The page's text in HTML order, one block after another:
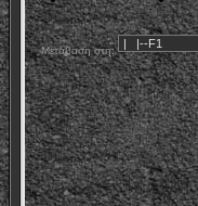
Μετάβαση στη: